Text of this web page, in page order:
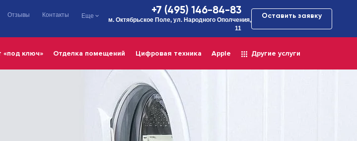
Отзывы Контакты Еще +7 (495) 146-84-83
м. Октябрьское Поле, ул. Народного Ополчения,
11
Оставить заявку
«под ключ» Отделка помещений Цифровая техника Apple Другие услуги